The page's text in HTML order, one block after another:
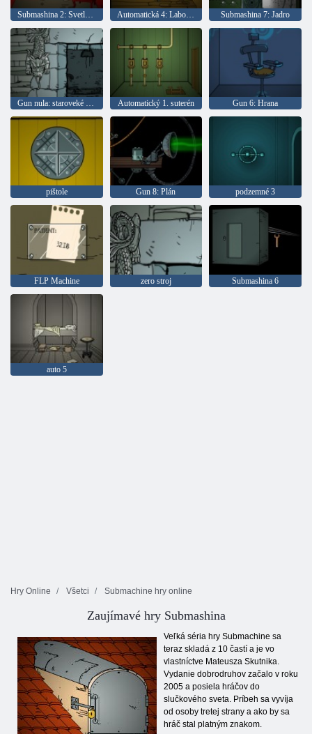
Automatická 4: Laboratory Submashina 7: Jadro
Gun nula: staroveké dobrodružstvo Automatický 1. suterén Gun 6: Hrana
pištole Gun 8: Plán podzemné 3
FLP Machine zero stroj Submashina 6
auto 5
Hry Online Všetci Submachine hry online
Zaujímavé hry Submashina
Veľká séria hry Submachine sa
teraz skladá z 10 častí a je vo
vlastníctve Mateusza Skutnika.
Vydanie dobrodruhov začalo v roku
2005 a posiela hráčov do
slučkového sveta. Príbeh sa vyvíja
od osoby tretej strany a ako by sa
hráč stal platným znakom.